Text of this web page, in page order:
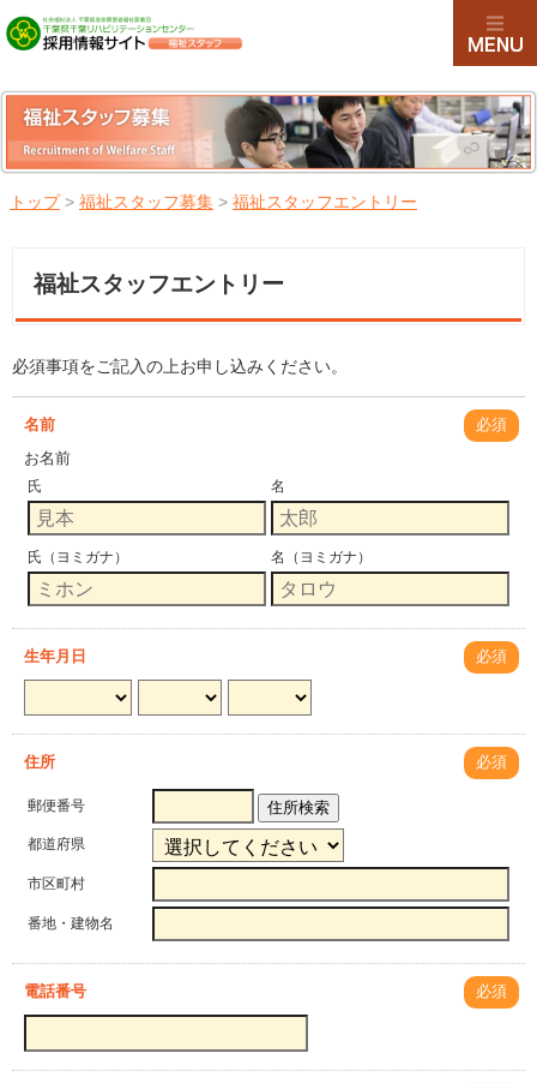
トップ > 福祉スタッフ募集 > 福祉スタッフエントリー
福祉スタッフエントリー
必須事項をご記入の上お申し込みください。
名前
必須
お名前
氏 名
氏（ヨミガナ） 名（ヨミガナ）
生年月日 必須
住所 必須
郵便番号 住所検索
都道府県
市区町村
番地・建物名
電話番号 必須